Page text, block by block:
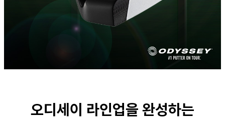
오디세이 라인업을 완성하는